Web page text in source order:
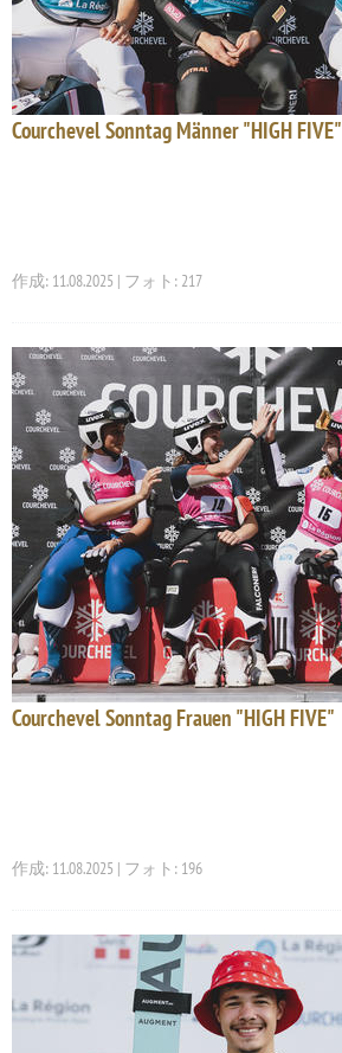
Courchevel Sonntag Männer "HIGH FIVE"
作成: 11.08.2025 | フォト: 217
Courchevel Sonntag Frauen "HIGH FIVE"
作成: 11.08.2025 | フォト: 196